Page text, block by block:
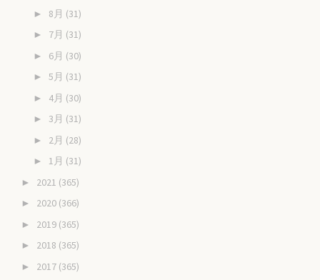
► 8月 (31)
► 7月 (31)
► 6月 (30)
► 5月 (31)
► 4月 (30)
► 3月 (31)
► 2月 (28)
► 1月 (31)
► 2021 (365)
► 2020 (366)
► 2019 (365)
► 2018 (365)
► 2017 (365)